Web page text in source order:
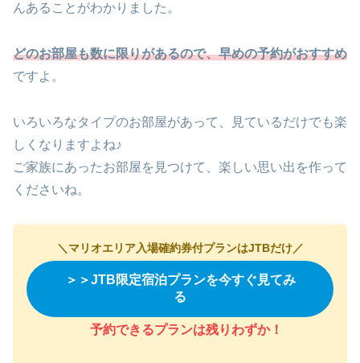
んあることがわかりました。
どのお部屋も数に限りがあるので、早めの予約がおすすめ
ですよ。
いろいろなタイプのお部屋があって、見ているだけでも楽
しくなりますよね♪
ご家族にあったお部屋を見つけて、楽しい思い出を作って
くださいね。
＼マリオエリア入場確約券付プランはJTBだけ／
＞＞JTB限定宿泊プランを今すぐ見てみ
る
予約できるプランは残りわずか！